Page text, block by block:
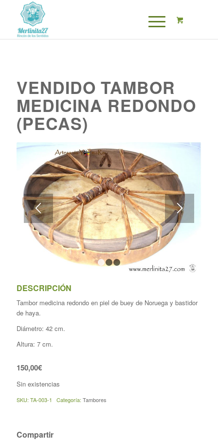
VENDIDO TAMBOR
MEDICINA REDONDO
(PECAS)
1 2 3
DESCRIPCIÓN
Tambor medicina redondo en piel de buey de Noruega y bastidor
de haya.
Diámetro: 42 cm.
Altura: 7 cm.
150,00€
Sin existencias
SKU: TA-003-1 Categoría: Tambores
Compartir